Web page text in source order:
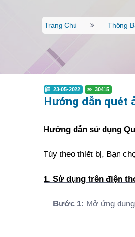
Trang Chủ Thông
23-05-2022 30415
Hướng dẫn quét
Hướng dẫn sử dụng
Tùy theo thiết bị, Bạn
1. Sử dụng trên điện
Bước 1: Mở ứng dụng